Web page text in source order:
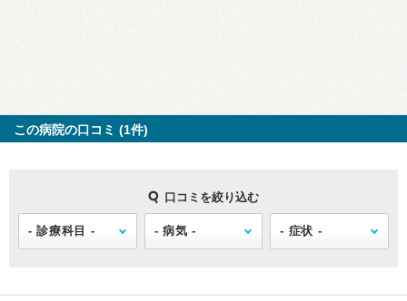
この病院の口コミ (1件)
口コミを絞り込む